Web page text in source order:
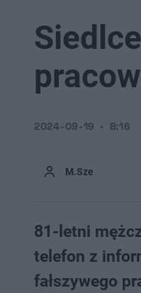
M.Sze
2024-09-19 8:16
81-letni
telefon z
fałszywego